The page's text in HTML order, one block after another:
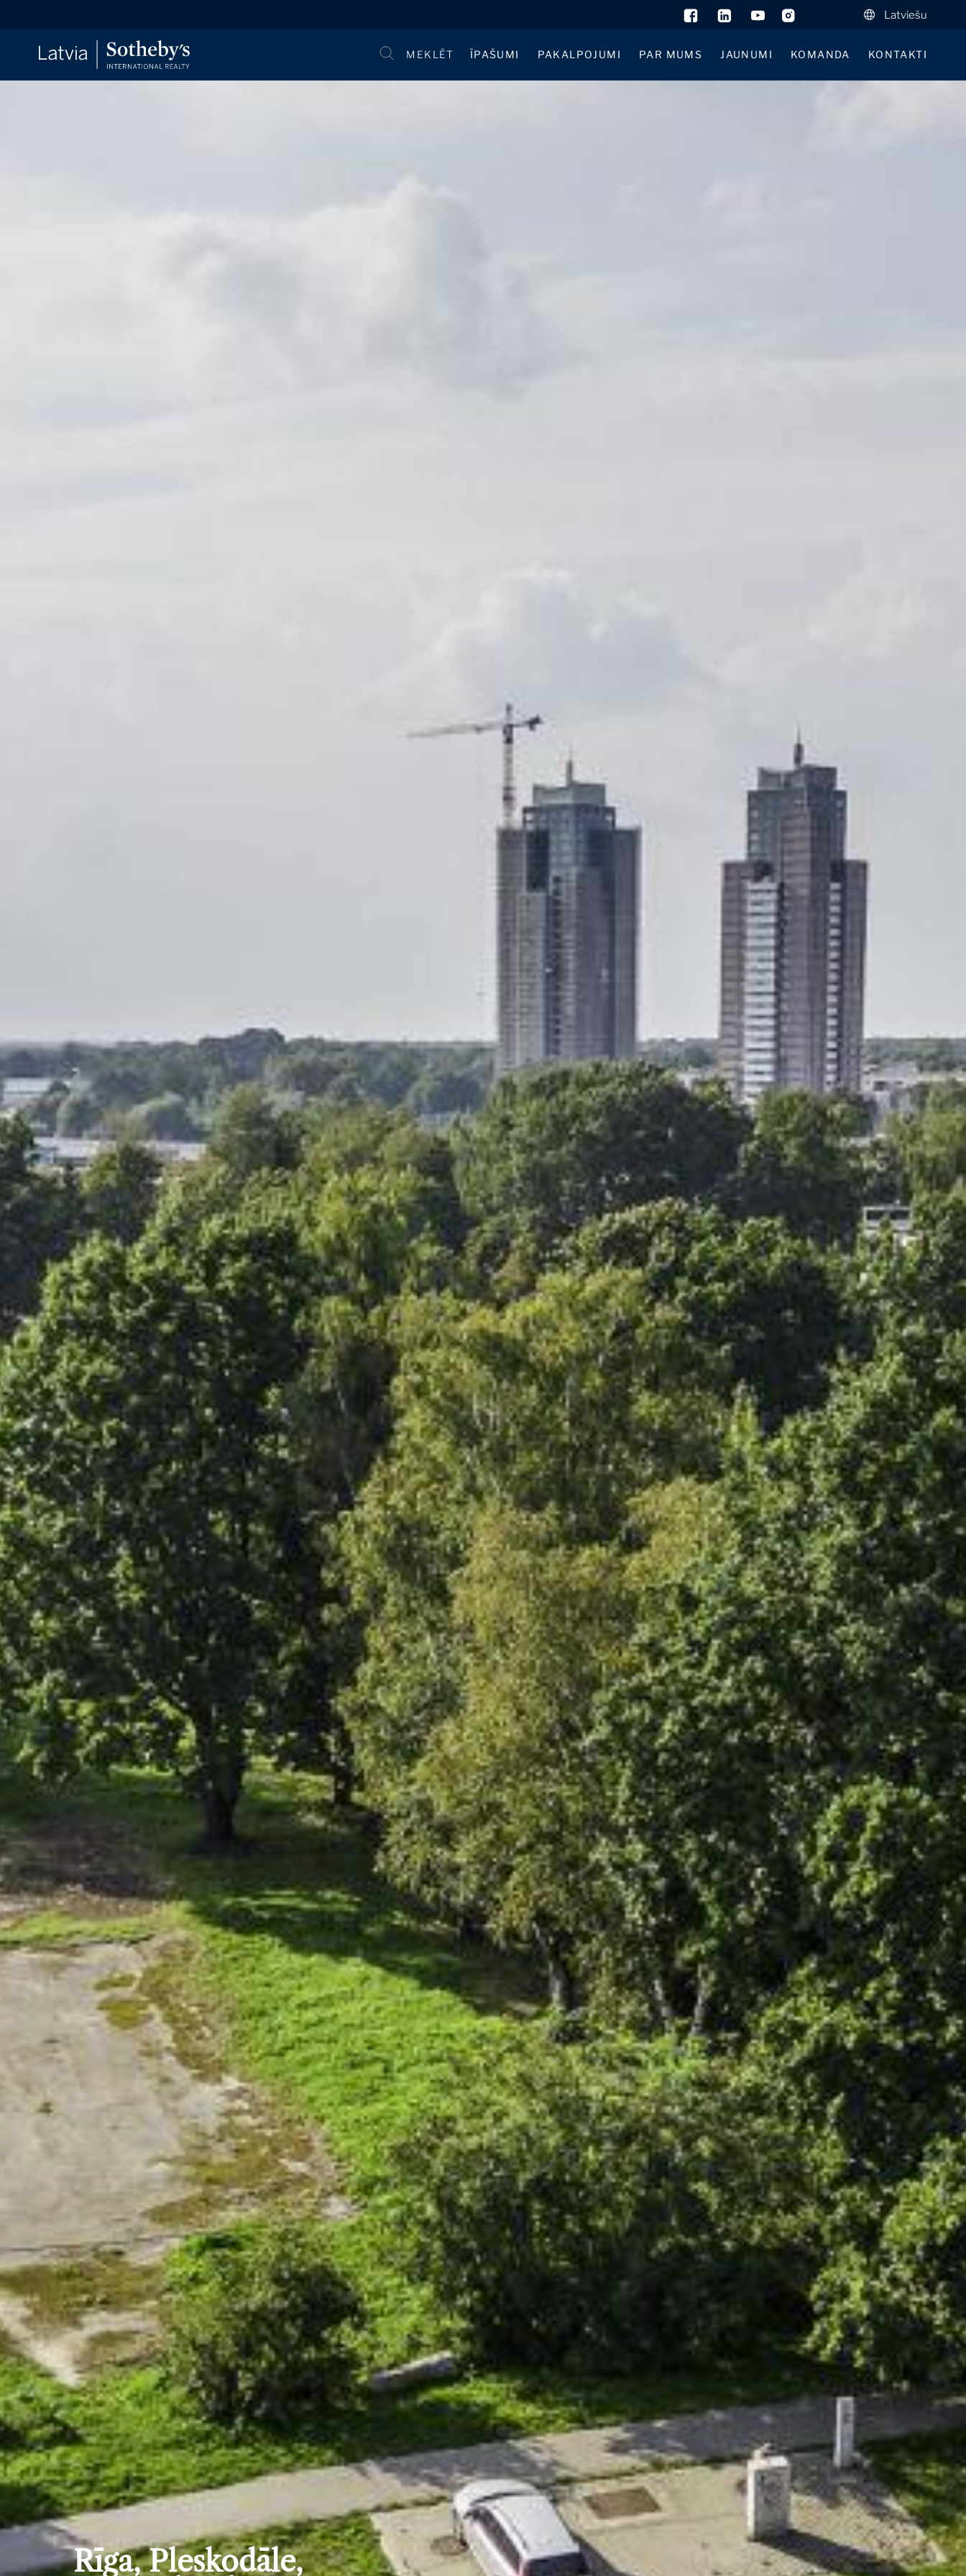
Latviešu
ĪPAŠUMI PAKALPOJUMI PAR MUMS JAUNUMI KOMANDA KONTAKTI
MEKLĒT
Rīga, Pleskodāle,